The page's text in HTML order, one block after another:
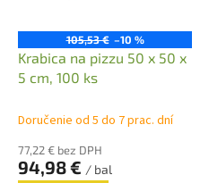
105,53 € –10 %
Krabica na pizzu 50 x 50 x
5 cm, 100 ks
Doručenie od 5 do 7 prac. dní
77,22 € bez DPH
94,98 € / bal